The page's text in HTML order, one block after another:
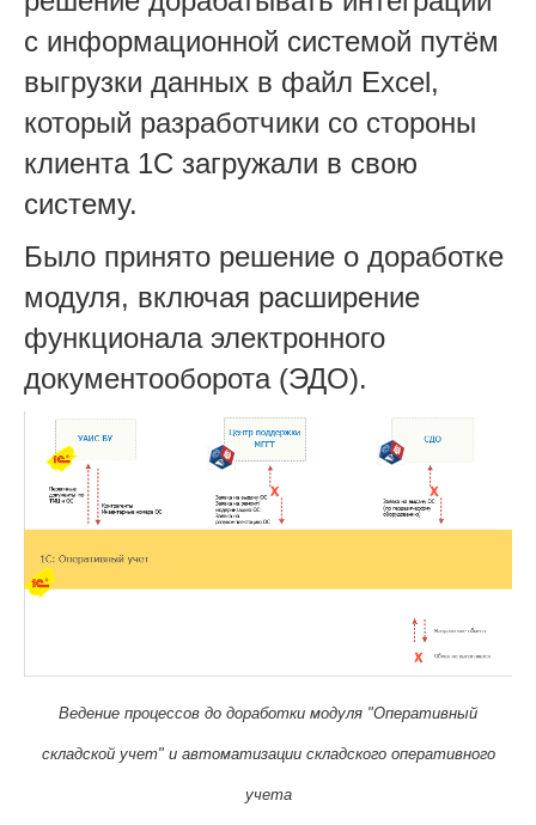
с информационной системой путём
выгрузки данных в файл Excel,
который разработчики со стороны
клиента 1С загружали в свою
систему.
Было принято решение о доработке
модуля, включая расширение
функционала электронного
документооборота (ЭДО).
Ведение процессов до доработки модуля "Оперативный
складской учет" и автоматизации складского оперативного
учета